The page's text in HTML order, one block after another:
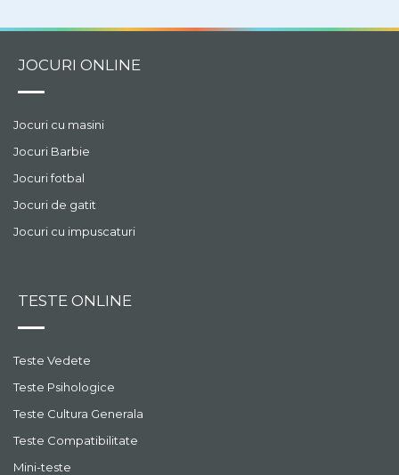
JOCURI ONLINE
Jocuri cu masini
Jocuri Barbie
Jocuri fotbal
Jocuri de gatit
Jocuri cu impuscaturi
TESTE ONLINE
Teste Vedete
Teste Psihologice
Teste Cultura Generala
Teste Compatibilitate
Mini-teste